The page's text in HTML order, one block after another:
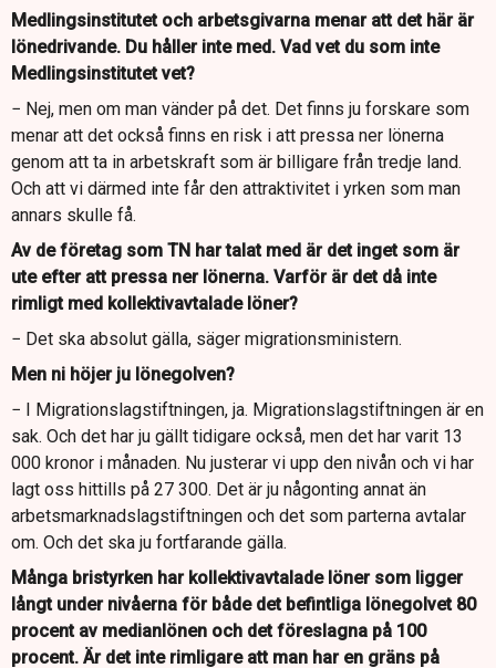
Medlingsinstitutet och arbetsgivarna menar att det här är
lönedrivande. Du håller inte med. Vad vet du som inte
Medlingsinstitutet vet?
− Nej, men om man vänder på det. Det finns ju forskare som
menar att det också finns en risk i att pressa ner lönerna
genom att ta in arbetskraft som är billigare från tredje land.
Och att vi därmed inte får den attraktivitet i yrken som man
annars skulle få.
Av de företag som TN har talat med är det inget som är
ute efter att pressa ner lönerna. Varför är det då inte
rimligt med kollektivavtalade löner?
− Det ska absolut gälla, säger migrationsministern.
Men ni höjer ju lönegolven?
− I Migrationslagstiftningen, ja. Migrationslagstiftningen är en
sak. Och det har ju gällt tidigare också, men det har varit 13
000 kronor i månaden. Nu justerar vi upp den nivån och vi har
lagt oss hittills på 27 300. Det är ju någonting annat än
arbetsmarknadslagstiftningen och det som parterna avtalar
om. Och det ska ju fortfarande gälla.
Många bristyrken har kollektivavtalade löner som ligger
långt under nivåerna för både det befintliga lönegolvet 80
procent av medianlönen och det föreslagna på 100
procent. Är det inte rimligare att man har en gräns på